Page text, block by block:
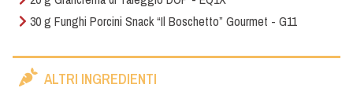
30 g Funghi Porcini Snack “Il Boschetto” Gourmet - G11
ALTRI INGREDIENTI